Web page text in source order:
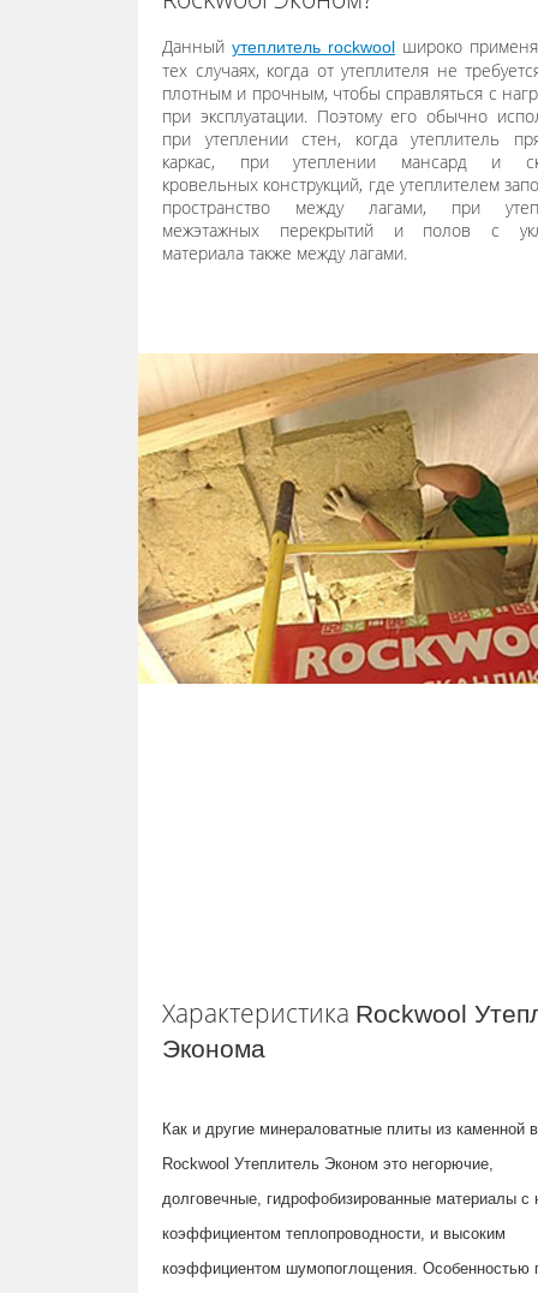
Данный утеплитель rockwool широко
тех случаях, когда от утеплителя не
плотным и прочным, чтобы справляться с
при эксплуатации. Поэтому его обычно
при утеплении стен, когда утеплитель
каркас, при утеплении мансард и
кровельных конструкций, где утеплителем
пространство между лагами, при
межэтажных перекрытий и полов с
материала также между лагами.
Характеристика Rockwool
Эконома
Как и другие минераловатные плиты из каменной
Rockwool Утеплитель Эконом это негорючие,
долговечные, гидрофобизированные материалы с
коэффициентом теплопроводности, и высоким
коэффициентом шумопоглощения. Особенностью